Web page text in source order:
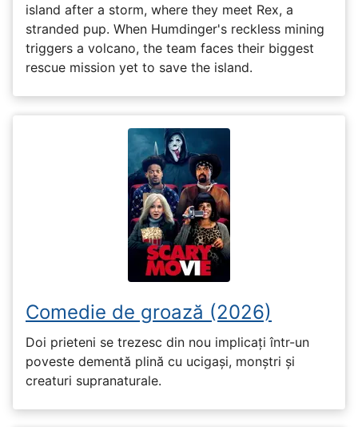
island after a storm, where they meet Rex, a
stranded pup. When Humdinger's reckless mining
triggers a volcano, the team faces their biggest
rescue mission yet to save the island.
Comedie de groază (2026)
Doi prieteni se trezesc din nou implicați într-un
poveste dementă plină cu ucigași, monștri și
creaturi supranaturale.